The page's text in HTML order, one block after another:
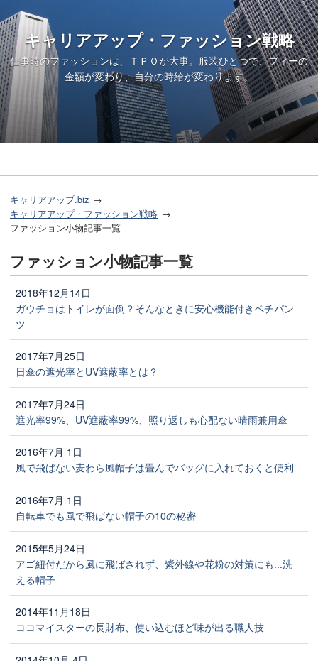
キャリアアップ・ファッション戦略
仕事時のファッションは、ＴＰＯが大事。服装ひとつで、フィーの
金額が変わり、自分の時給が変わります。
キャリアアップ.biz
キャリアアップ・ファッション戦略
ファッション小物記事一覧
ファッション小物記事一覧
2018年12月14日
ガウチョはトイレが面倒？そんなときに安心機能付きペチパン
ツ
2017年7月25日
日傘の遮光率とUV遮蔽率とは？
2017年7月24日
遮光率99%、UV遮蔽率99%、照り返しも心配ない晴雨兼用傘
2016年7月 1日
風で飛ばない麦わら風帽子は畳んでバッグに入れておくと便利
2016年7月 1日
自転車でも風で飛ばない帽子の10の秘密
2015年5月24日
アゴ紐付だから風に飛ばされず、紫外線や花粉の対策にも...洗
える帽子
2014年11月18日
ココマイスターの長財布、使い込むほど味が出る職人技